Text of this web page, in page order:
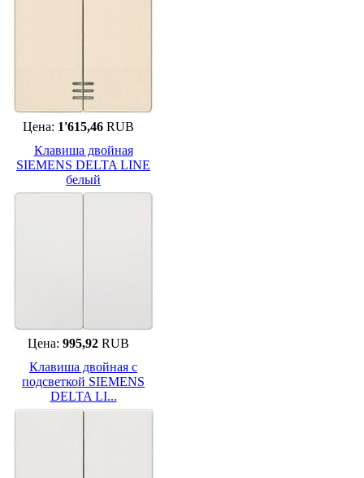
Цена: 1'615,46RUB
Клавиша двойная
SIEMENS DELTA LINE
белый
Цена: 995,92RUB
Клавиша двойная с
подсветкой SIEMENS
DELTA LI...